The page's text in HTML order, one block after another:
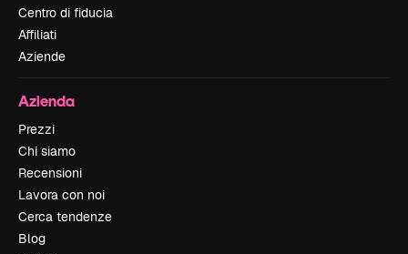
Centro di fiducia
Affiliati
Aziende
Azienda
Prezzi
Chi siamo
Recensioni
Lavora con noi
Cerca tendenze
Blog